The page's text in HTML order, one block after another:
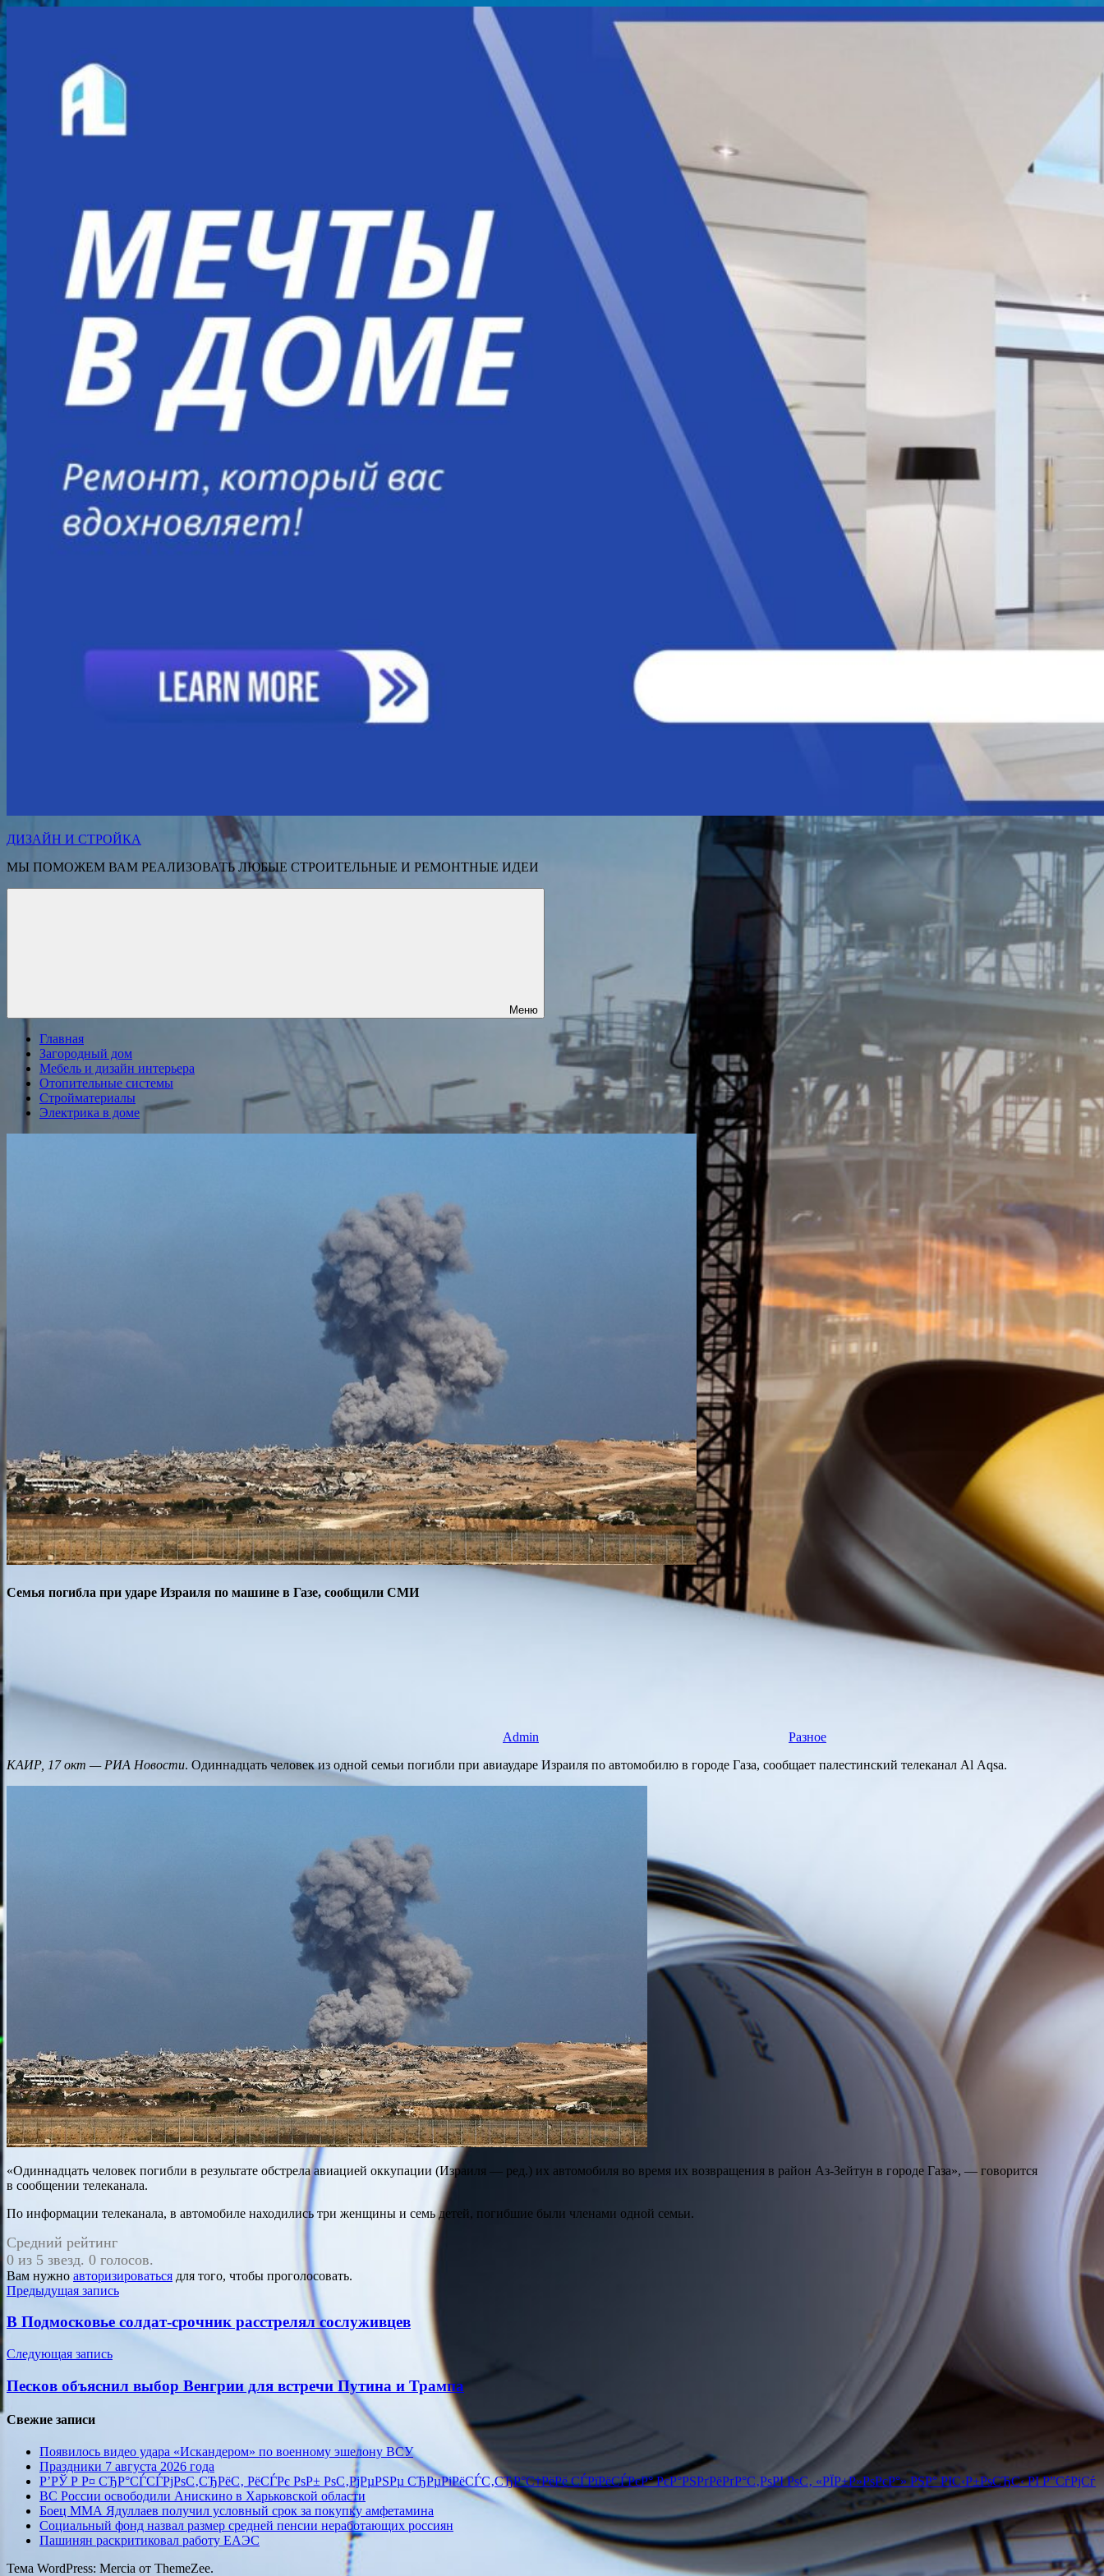
Перейти
к
содержимому
ДИЗАЙН И СТРОЙКА
МЫ ПОМОЖЕМ ВАМ РЕАЛИЗОВАТЬ ЛЮБЫЕ СТРОИТЕЛЬНЫЕ И РЕМОНТНЫЕ ИДЕИ
Меню
Главная
Загородный дом
Мебель и дизайн интерьера
Отопительные системы
Стройматериалы
Электрика в доме
Семья погибла при ударе Израиля по машине в Газе, сообщили СМИ
Admin
Разное
КАИР, 17 окт — РИА Новости. Одиннадцать человек из одной семьи погибли при авиаударе Израиля по автомобилю в городе Газа, сообщает палестинский телеканал Al Aqsa.
«Одиннадцать человек погибли в результате обстрела авиацией оккупации (Израиля — ред.) их автомобиля во время их возвращения в район Аз-Зейтун в городе Газа», — говорится
в сообщении телеканала.
По информации телеканала, в автомобиле находились три женщины и семь детей, погибшие были членами одной семьи.
Средний рейтинг
0 из 5 звезд. 0 голосов.
Вам нужно авторизироваться для того, чтобы проголосовать.
Навигация
по
Предыдущая запись
В Подмосковье солдат-срочник расстрелял сослуживцев
Следующая запись
Песков объяснил выбор Венгрии для встречи Путина и Трампа
Свежие записи
Появилось видео удара «Искандером» по военному эшелону ВСУ
Праздники 7 августа 2026 года
Р’РЎ Р Р¤ СЂР°СЃСЃРјРѕС‚СЂРёС‚ РёСЃРє РѕР± РѕС‚РјРµРЅРµ СЂРµРіРёСЃС‚СЂР°С†РёРё СЃРїРёСЃРєР° РєР°РЅРґРёРґР°С‚РѕРІ РѕС‚ «РЇР±Р»РѕРєР°» РЅР° РІС‹Р±РѕСЂС‹ РІ Р”СѓРјСѓ
ВС России освободили Анискино в Харьковской области
Боец ММА Ядуллаев получил условный срок за покупку амфетамина
Социальный фонд назвал размер средней пенсии неработающих россиян
Пашинян раскритиковал работу ЕАЭС
Тема WordPress: Mercia от ThemeZee.